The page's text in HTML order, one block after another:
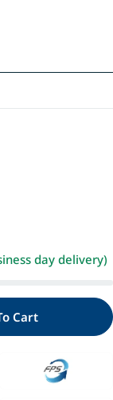
day delivery)
也需要休息一
太陽，我也需
Cart